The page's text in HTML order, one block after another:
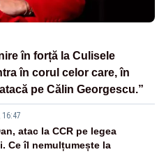
în forță la Culisele
în corul celor care, în
pe Călin Georgescu.”
16:47
atac la CCR pe legea
Ce îl nemulțumește la